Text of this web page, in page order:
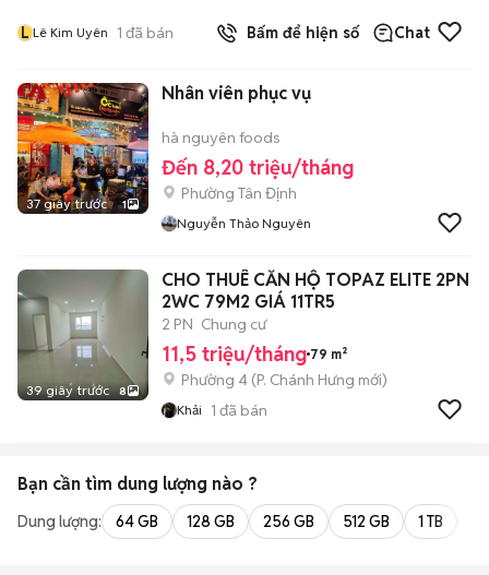
L Lê Kim Uyên 1 đã bán Bấm để hiện số Chat
37 giây trước 1
Nhân viên phục vụ
hà nguyên foods
Đến 8,20 triệu/tháng
Phường Tân Định
Nguyễn Thảo Nguyên
39 giây trước 8
CHO THUÊ CĂN HỘ TOPAZ ELITE 2PN
2WC 79M2 GIÁ 11TR5
2 PN Chung cư
11,5 triệu/tháng 79 m²
Phường 4 (P. Chánh Hưng mới)
Khải 1 đã bán
Bạn cần tìm dung lượng nào ?
Dung lượng: 64 GB 128 GB 256 GB 512 GB 1 TB